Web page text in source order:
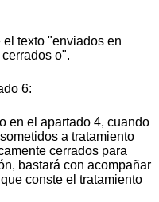
el texto "enviados en
o".
6:
en el apartado 4, cuando
a tratamiento
cerrados para
bastará con acompañar
conste el tratamiento